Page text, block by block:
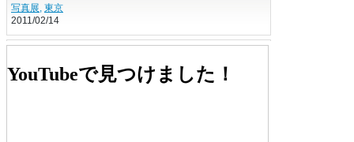
写真展, 東京
2011/02/14
写真展,北海道・東北
2010/01/13
YouTubeで見つけました！